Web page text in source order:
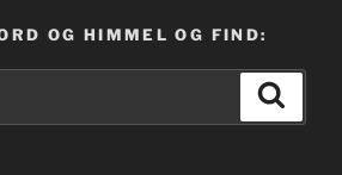
OG HIMMEL OG FIND: